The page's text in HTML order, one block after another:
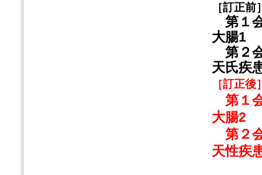
［訂正前
第１
大腸1
第２
天氏疾
［訂正後
第１
大腸2
第２
天性疾